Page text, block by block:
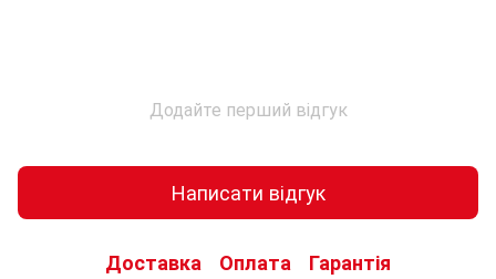
Додайте перший відгук
Написати відгук
Доставка Оплата Гарантія